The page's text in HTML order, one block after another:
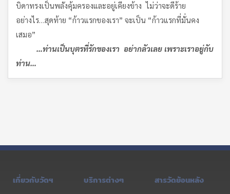
บิดาทรงเป็นพลังคุ้มครองและอยู่เคียงข้าง ไม่ว่าจะดีร้าย
อย่างไร…สุดท้าย “ก้าวแรกของเรา” จะเป็น “ก้าวแรกที่มั่นคง
เสมอ”
…ท่านเป็นบุตรที่รักของเรา อย่ากลัวเลย เพราะเราอยู่กับ
ท่าน…
เกี่ยวกับวัดฯ บริการต่างๆ สารวัดย้อนหลัง